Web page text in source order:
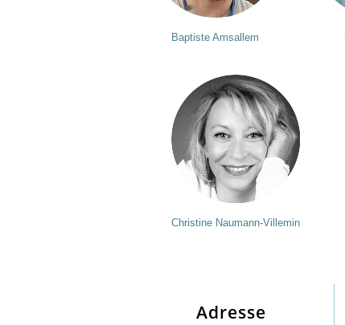
Baptiste Amsallem
Christine Naumann-Villemin
Adresse